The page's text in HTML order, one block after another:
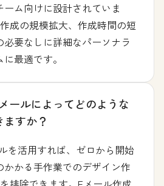
ム向けに設計されていま
成の規模拡大、作成時間の短
要なしに詳細なパーソナラ
最適です。
ールによってどのような
すか？
を活用すれば、ゼロから開始
かる手作業でのデザイン作